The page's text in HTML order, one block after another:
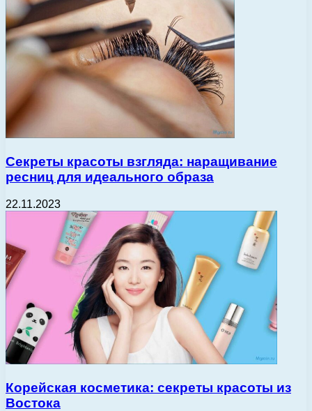
Секреты красоты взгляда: наращивание
ресниц для идеального образа
22.11.2023
Корейская косметика: секреты красоты из
Востока